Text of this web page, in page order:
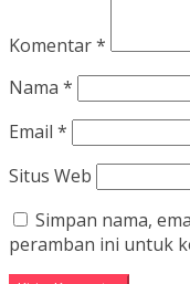
Komentar*
Nama *
Email *
Situs Web
Simpan nama,
peramban ini untuk